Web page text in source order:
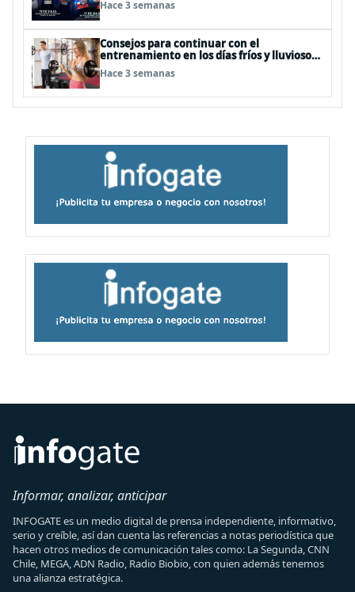
Hace 3 semanas
Consejos para continuar con el
entrenamiento en los días fríos y lluviosos
de invierno
Hace 3 semanas
Informar, analizar, anticipar
INFOGATE es un medio digital de prensa independiente, informativo,
serio y creíble, así dan cuenta las referencias a notas periodística que
hacen otros medios de comunicación tales como: La Segunda, CNN
Chile, MEGA, ADN Radio, Radio Biobio, con quien además tenemos
una alianza estratégica.